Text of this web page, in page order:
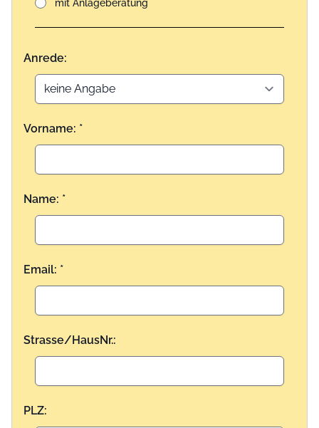
mit Anlageberatung
Anrede:
Vorname: *
Name: *
Email: *
Strasse/HausNr.:
PLZ: